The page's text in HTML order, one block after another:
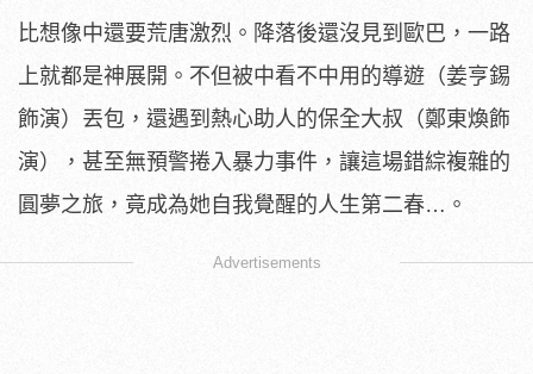
比想像中還要荒唐激烈。降落後還沒見到歐巴， 一路
上就都是神展開。不但被中看不中用的導遊（姜亨錫
飾演）丟包 ，還遇到熱心助人的保全大叔（鄭東煥飾
演），甚至無預警捲入暴力事件，讓這場錯綜複雜的
圓夢之旅， 竟成為她自我覺醒的人生第二春…。
Advertisements